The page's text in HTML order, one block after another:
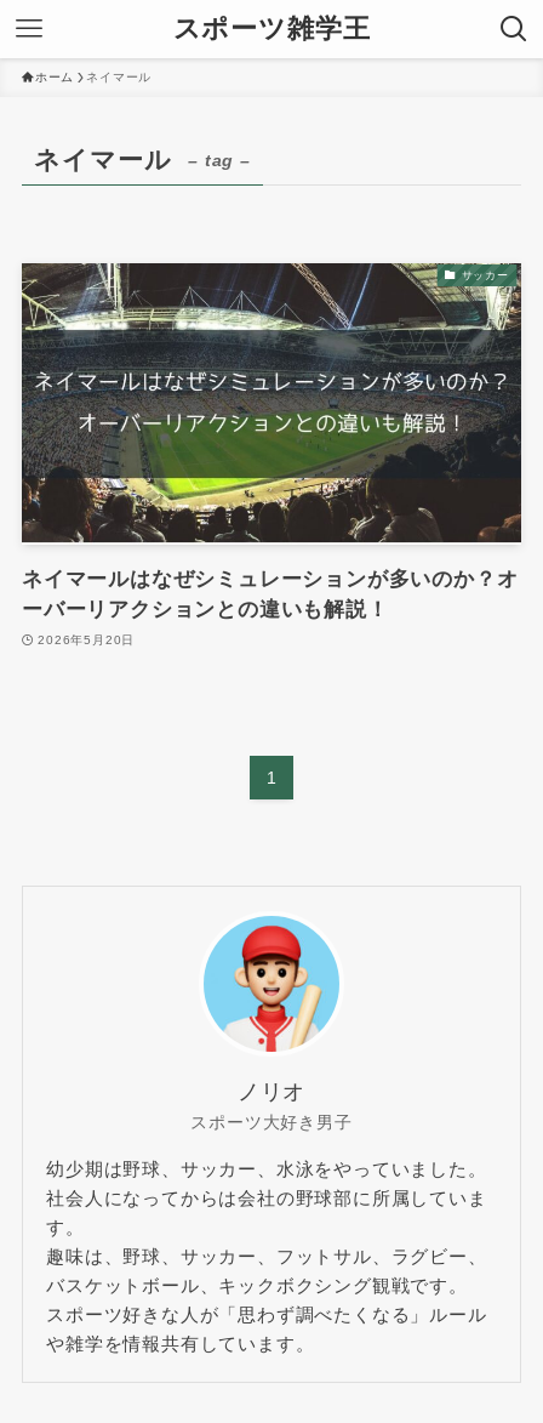
スポーツ雑学王
ホーム ネイマール
ネイマール – tag –
サッカー
ネイマールはなぜシミュレーションが多いのか？オ
ーバーリアクションとの違いも解説！
2026年5月20日
1
ノリオ
スポーツ大好き男子
幼少期は野球、サッカー、水泳をやっていました。
社会人になってからは会社の野球部に所属していま
す。
趣味は、野球、サッカー、フットサル、ラグビー、
バスケットボール、キックボクシング観戦です。
スポーツ好きな人が「思わず調べたくなる」ルール
や雑学を情報共有しています。